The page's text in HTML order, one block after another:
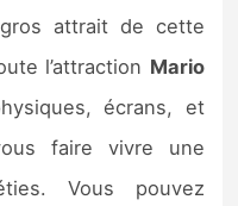
attrait de cette
l’attraction Mario
écrans, et
faire vivre une
Vous pouvez